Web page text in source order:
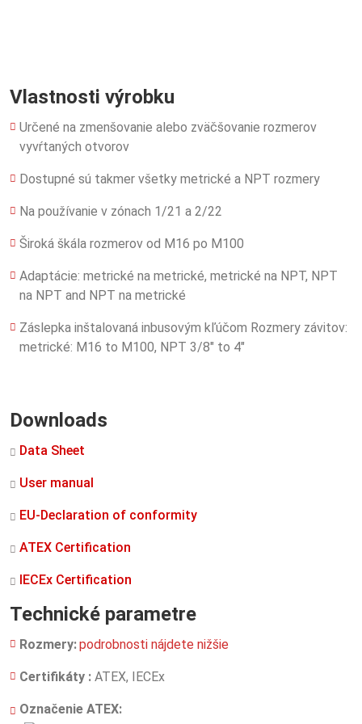
Vlastnosti výrobku
Určené na zmenšovanie alebo zväčšovanie rozmerov
vyvŕtaných otvorov
Dostupné sú takmer všetky metrické a NPT rozmery
Na používanie v zónach 1/21 a 2/22
Široká škála rozmerov od M16 po M100
Adaptácie: metrické na metrické, metrické na NPT, NPT
na NPT and NPT na metrické
Záslepka inštalovaná inbusovým kľúčom Rozmery závitov:
metrické: M16 to M100, NPT 3/8″ to 4″
Downloads
Data Sheet
User manual
EU-Declaration of conformity
ATEX Certification
IECEx Certification
Technické parametre
Rozmery:podrobnosti nájdete nižšie
Certifikáty : ATEX, IECEx
Označenie ATEX: